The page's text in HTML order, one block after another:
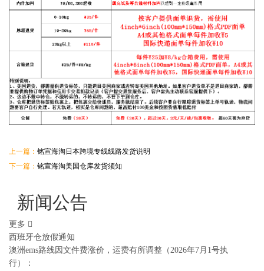
上一篇： 铭宣海淘日本跨境专线线路发货说明
下一篇： 铭宣海淘美国仓库发货须知
新闻公告
更多
西班牙仓放假通知
澳洲ems路线因文件费涨价，运费有所调整（2026年7月1号执
行）：